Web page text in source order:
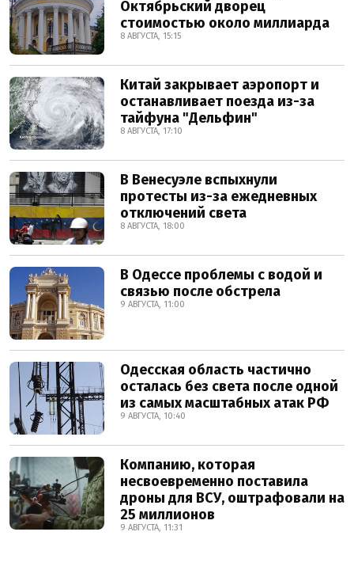
Октябрьский дворец
стоимостью около миллиарда
8 АВГУСТА, 15:15
Китай закрывает аэропорт и
останавливает поезда из-за
тайфуна "Дельфин"
8 АВГУСТА, 17:10
В Венесуэле вспыхнули
протесты из-за ежедневных
отключений света
8 АВГУСТА, 18:00
В Одессе проблемы с водой и
связью после обстрела
9 АВГУСТА, 11:00
Одесская область частично
осталась без света после одной
из самых масштабных атак РФ
9 АВГУСТА, 10:40
Компанию, которая
несвоевременно поставила
дроны для ВСУ, оштрафовали на
25 миллионов
9 АВГУСТА, 11:31